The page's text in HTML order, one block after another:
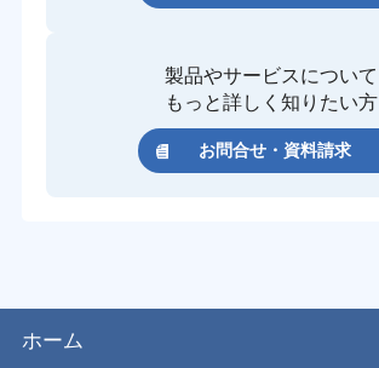
製品やサービスについて
もっと詳しく知りたい方
お問合せ・資料請求
ホーム